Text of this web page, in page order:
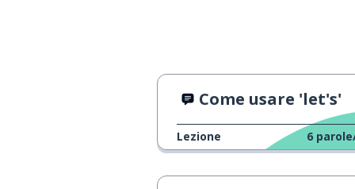
Come usare 'let's'
Lezione 6